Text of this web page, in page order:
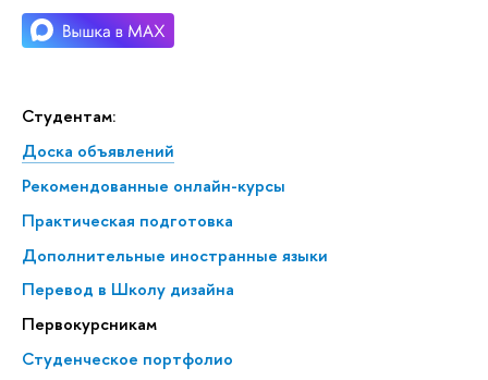
Студентам:
Доска объявлений
Рекомендованные онлайн-курсы
Практическая подготовка
Дополнительные иностранные языки
Перевод в Школу дизайна
Первокурсникам
Студенческое портфолио